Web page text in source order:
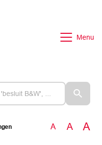
Menu
A A A